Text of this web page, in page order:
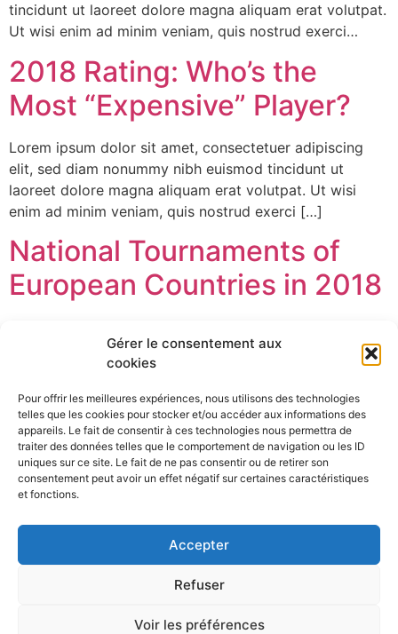
Gérer le consentement aux
cookies
Pour offrir les meilleures expériences, nous utilisons des technologies
telles que les cookies pour stocker et/ou accéder aux informations des
appareils. Le fait de consentir à ces technologies nous permettra de
traiter des données telles que le comportement de navigation ou les ID
uniques sur ce site. Le fait de ne pas consentir ou de retirer son
consentement peut avoir un effet négatif sur certaines caractéristiques
et fonctions.
Accepter
Refuser
Voir les préférences
tincidunt ut laoreet dolore magna aliquam erat volutpat.
Ut wisi enim ad minim veniam, quis nostrud exerci…
2018 Rating: Who’s the
Most “Expensive” Player?
Lorem ipsum dolor sit amet, consectetuer adipiscing
elit, sed diam nonummy nibh euismod tincidunt ut
laoreet dolore magna aliquam erat volutpat. Ut wisi
enim ad minim veniam, quis nostrud exerci […]
National Tournaments of
European Countries in 2018
elit, sed diam nonummy nibh euismod tincidunt ut
laoreet dolore magna aliquam erat volutpat. Ut wisi
enim ad minim veniam, quis nostrud exerci […]
How to Play Basketball: Tips
for Beginners
elit, sed diam nonummy nibh euismod tincidunt ut
laoreet dolore magna aliquam erat volutpat. Ut wisi
enim ad minim veniam, quis nostrud exerci […]